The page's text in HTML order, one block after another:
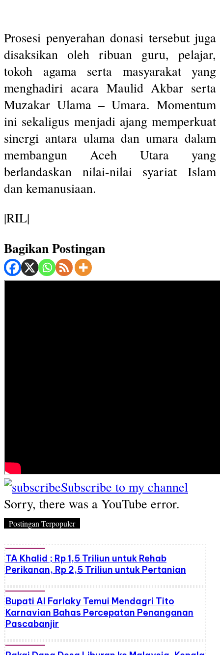
Prosesi penyerahan donasi tersebut juga
disaksikan oleh ribuan guru, pelajar,
tokoh agama serta masyarakat yang
menghadiri acara Maulid Akbar serta
Muzakar Ulama – Umara. Momentum
ini sekaligus menjadi ajang memperkuat
sinergi antara ulama dan umara dalam
membangun Aceh Utara yang
berlandaskan nilai-nilai syariat Islam
dan kemanusiaan.
|RIL|
Bagikan Postingan
Subscribe to my channel
Sorry, there was a YouTube error.
Postingan Terpopuler
TA Khalid ; Rp 1,5 Triliun untuk Rehab
Perikanan, Rp 2,5 Triliun untuk Pertanian
Bupati Al Farlaky Temui Mendagri Tito
Karnavian Bahas Percepatan Penanganan
Pascabanjir